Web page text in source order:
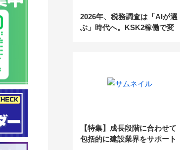
2026年、税務調査は「AIが選
ぶ」時代へ。KSK2稼働で変
【特集】成長段階に合わせて
包括的に建設業界をサポート